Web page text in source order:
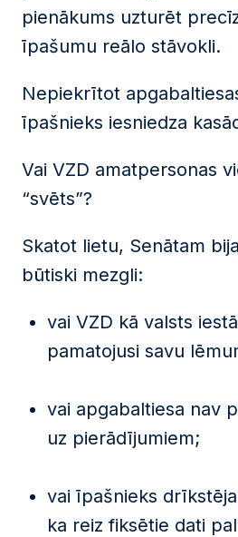
pienākums uzturēt
īpašumu reālo stāvokli.
Nepiekrītot
īpašnieks iesniedza
Vai VZD amatpersonas
“svēts”?
Skatot lietu, Senātam
būtiski mezgli:
vai VZD kā valsts
pamatojusi savu
vai apgabaltiesa nav
uz pierādījumiem;
vai īpašnieks
ka reiz fiksētie dati